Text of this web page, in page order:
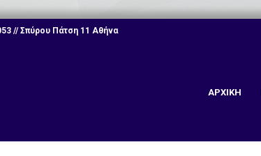
// Σπύρου Πάτση 11 Αθήνα
ΑΡΧΙΚΗ